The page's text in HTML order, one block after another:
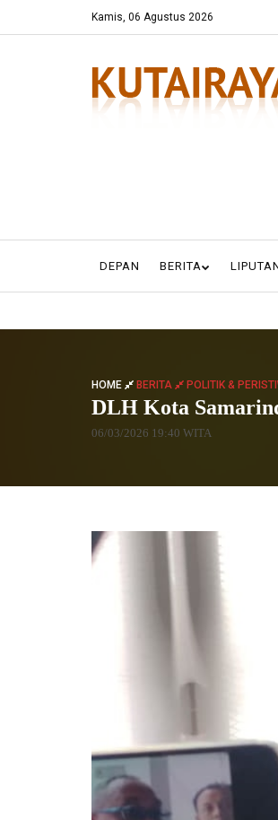
Kamis, 06 Agustus 2026
DEPAN BERITA
HOME BERITA POLITIK &
DLH Kota
06/03/2026 19:40 WITA